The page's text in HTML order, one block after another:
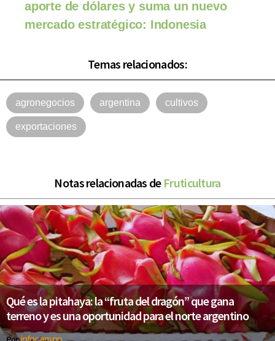
aporte de dólares y suma un nuevo
mercado estratégico: Indonesia
Temas relacionados:
agronegocios argentina cultivos
exportaciones
Notas relacionadas de Fruticultura
Qué es la pitahaya: la “fruta del dragón” que gana
terreno y es una oportunidad para el norte argentino